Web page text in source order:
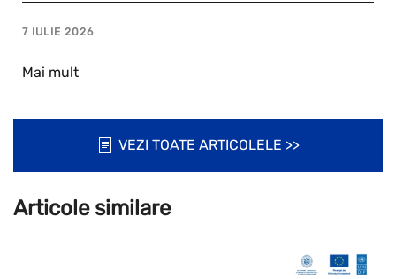
7 IULIE 2026
Mai mult
VEZI TOATE ARTICOLELE >>
Articole similare